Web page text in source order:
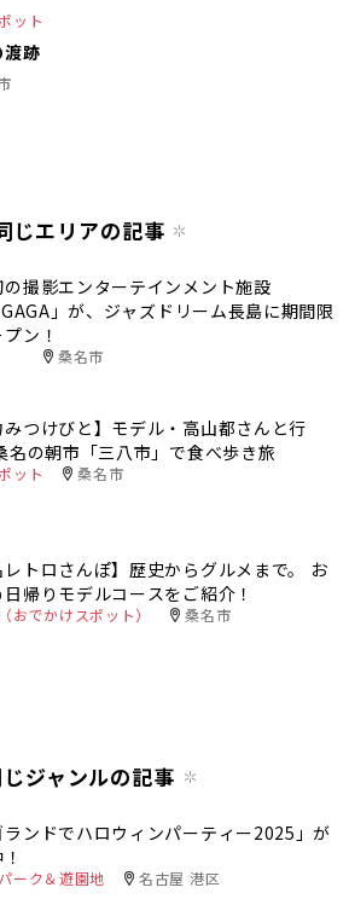
ット
渡跡
じエリアの記事
の撮影エンターテインメント施設
」が、ジャズドリーム長島に期間限
ン！
桑名市
みつけびと】モデル・高山都さんと行
名の朝市「三八市」で食べ歩き旅
ット 桑名市
レトロさんぽ】歴史からグルメまで。 お
帰りモデルコースをご紹介！
おでかけスポット） 桑名市
ジャンルの記事
ランドでハロウィンパーティー2025」が
ーク＆遊園地 名古屋 港区